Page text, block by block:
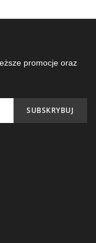
promocje oraz
SUBSKRYBUJ